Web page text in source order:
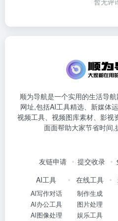
顺为导航是一个实用的生活导
网址,包括AI工具精选、新媒体
视频工具、视频图库素材、影视
面面帮助大家节省时间,
友链申请 提交收录
AI工具
AI写作对话
AI办公工具
AI图像处理
在线工具
制作生成
图片处理
娱乐工具